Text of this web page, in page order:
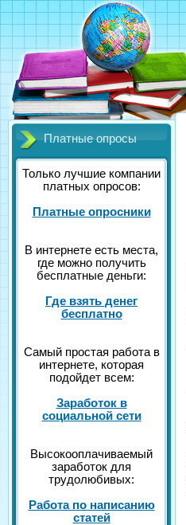
Платные опросы
Только лучшие компании
платных опросов:
Платные опросники
В интернете есть места,
где можно получить
бесплатные деньги:
Где взять денег
бесплатно
Самый простая работа в
интернете, которая
подойдет всем:
Заработок в
социальной сети
Высокооплачиваемый
заработок для
трудолюбивых:
Работа по написанию
статей